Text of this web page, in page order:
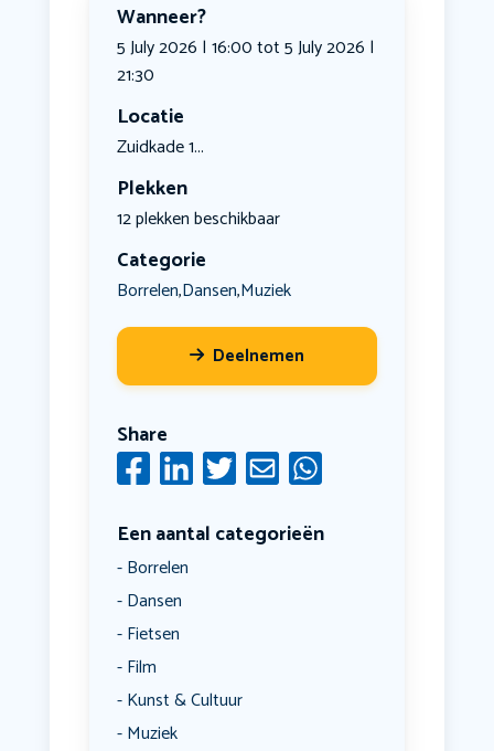
Wanneer?
5 July 2026 | 16:00 tot 5 July 2026 |
21:30
Locatie
Zuidkade 1...
Plekken
12 plekken beschikbaar
Categorie
Borrelen,Dansen,Muziek
Deelnemen
Share
Een aantal categorieën
Borrelen
Dansen
Fietsen
Film
Kunst & Cultuur
Muziek